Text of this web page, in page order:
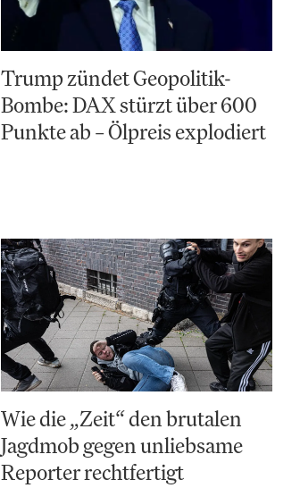
Trump zündet Geopolitik-
Bombe: DAX stürzt über 600
Punkte ab – Ölpreis explodiert
Wie die „Zeit“ den brutalen
Jagdmob gegen unliebsame
Reporter rechtfertigt